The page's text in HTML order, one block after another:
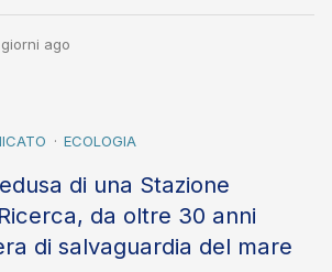
ago
ECOLOGIA
di una Stazione
da oltre 30 anni
di salvaguardia del mare